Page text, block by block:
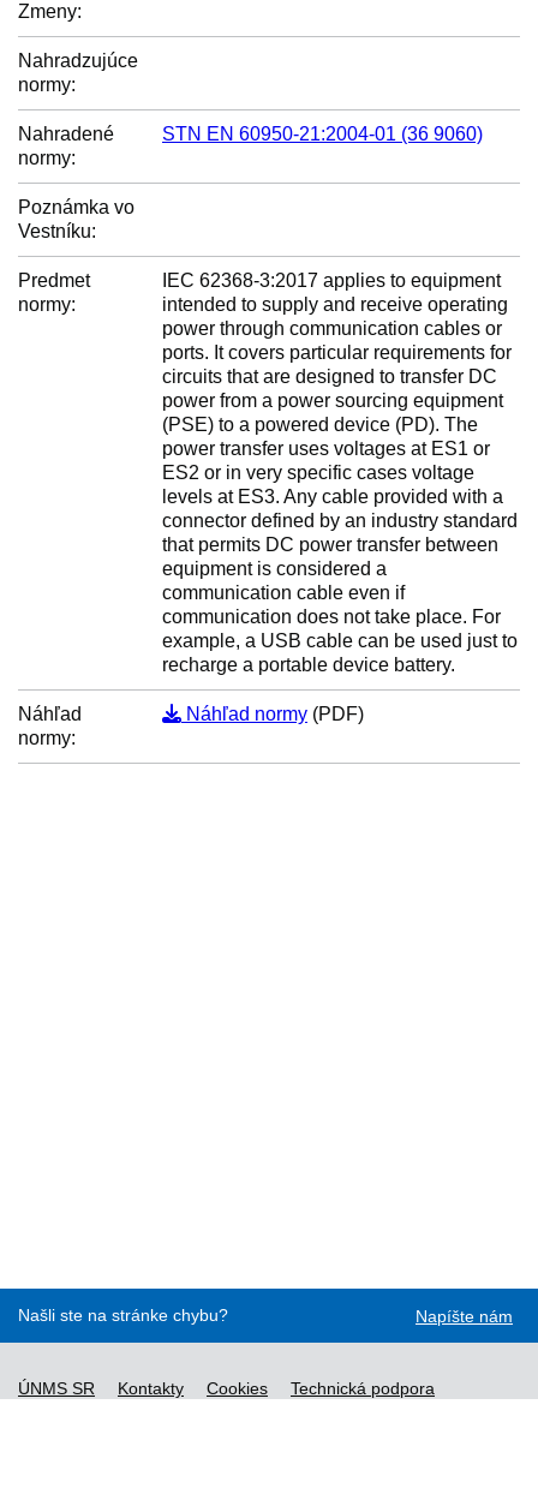
Zmeny:
Nahradzujúce
normy:
Nahradené
normy:
STN EN 60950-21:2004-01 (36 9060)
Poznámka vo
Vestníku:
Predmet
normy:
IEC 62368-3:2017 applies to equipment
intended to supply and receive operating
power through communication cables or
ports. It covers particular requirements for
circuits that are designed to transfer DC
power from a power sourcing equipment
(PSE) to a powered device (PD). The
power transfer uses voltages at ES1 or
ES2 or in very specific cases voltage
levels at ES3. Any cable provided with a
connector defined by an industry standard
that permits DC power transfer between
equipment is considered a
communication cable even if
communication does not take place. For
example, a USB cable can be used just to
recharge a portable device battery.
Náhľad
normy:
Náhľad normy (PDF)
Našli ste na stránke chybu? Napíšte nám
ÚNMS SR Kontakty Cookies
Technická podpora